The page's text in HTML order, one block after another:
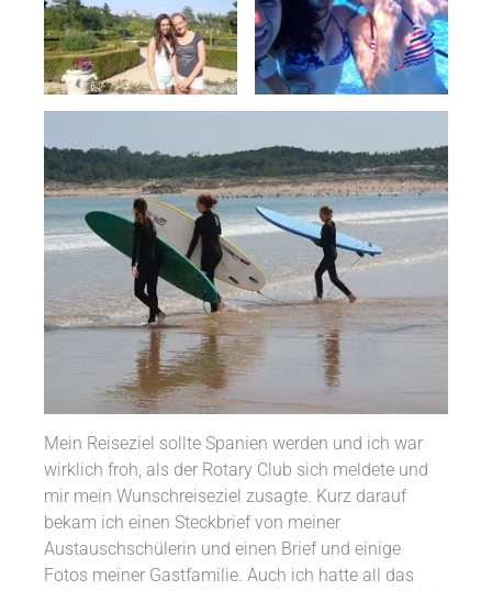
Mein Reiseziel sollte Spanien werden und ich war
wirklich froh, als der Rotary Club sich meldete und
mir mein Wunschreiseziel zusagte. Kurz darauf
bekam ich einen Steckbrief von meiner
Austauschschülerin und einen Brief und einige
Fotos meiner Gastfamilie. Auch ich hatte all das